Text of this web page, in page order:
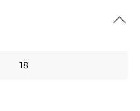
18